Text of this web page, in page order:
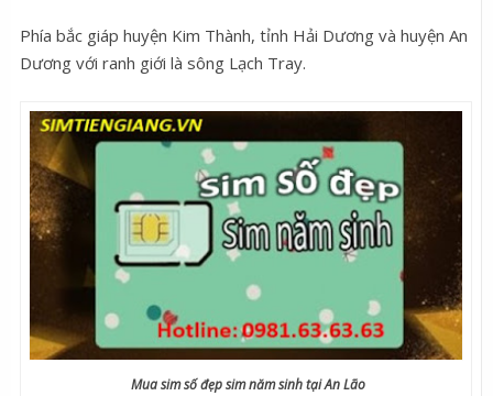
Phía bắc giáp huyện Kim Thành, tỉnh Hải Dương và huyện An
Dương với ranh giới là sông Lạch Tray.
Mua sim số đẹp sim năm sinh tại An Lão